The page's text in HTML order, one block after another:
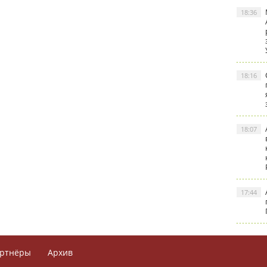
18:36
18:16
18:07
17:44
Архив